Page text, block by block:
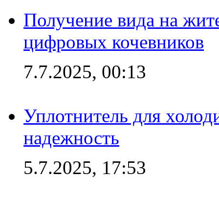
Получение вида на
цифровых кочевников
7.7.2025, 00:13
Уплотнитель для
надежность
5.7.2025, 17:53